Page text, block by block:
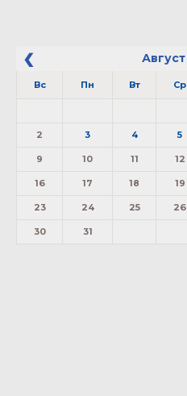
Август
Вс Пн Вт Ср
2 3 4 5
9 10 11 12
16 17 18 19
23 24 25 26
30 31